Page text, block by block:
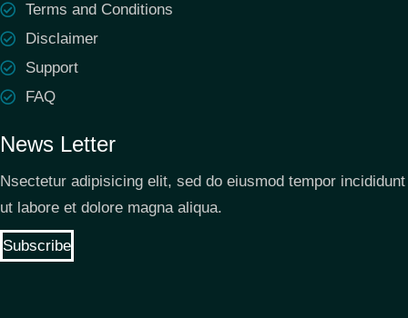
Terms and Conditions
Disclaimer
Support
FAQ
News Letter
Nsectetur adipisicing elit, sed do eiusmod tempor incididunt
ut labore et dolore magna aliqua.
Subscribe